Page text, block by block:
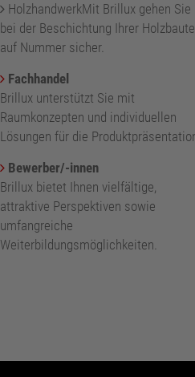
HolzhandwerkMit Brillux gehen Sie
bei der Beschichtung Ihrer
auf Nummer sicher.
Fachhandel
Brillux unterstützt Sie mit
Raumkonzepten und individuellen
Lösungen für die
Bewerber/-innen
Brillux bietet Ihnen vielfältige,
attraktive Perspektiven sowie
umfangreiche
Weiterbildungsmöglichkeiten.